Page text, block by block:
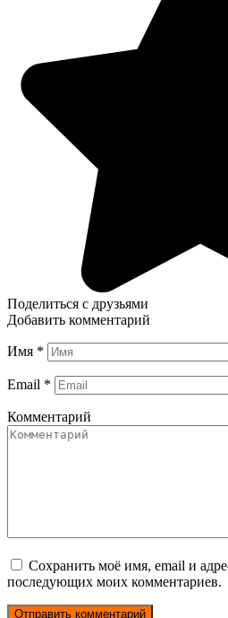
Поделиться с друзьями
Добавить комментарий
Имя *
Email *
Комментарий
Сохранить моё имя, email и
последующих моих комментариев.